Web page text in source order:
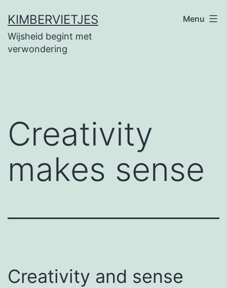
naar
de
KIMBERVIETJES
Wijsheid begint met
verwondering
Menu
Creativity
makes sense
Creativity and sense